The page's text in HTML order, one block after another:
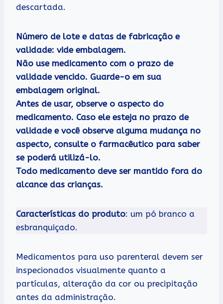
descartada.
Número de lote e datas de fabricação e
validade: vide embalagem.
Não use medicamento com o prazo de
validade vencido. Guarde-o em sua
embalagem original.
Antes de usar, observe o aspecto do
medicamento. Caso ele esteja no prazo de
validade e você observe alguma mudança no
aspecto, consulte o farmacêutico para saber
se poderá utilizá-lo.
Todo medicamento deve ser mantido fora do
alcance das crianças.
Características do produto: um pó branco a
esbranquiçado.
Medicamentos para uso parenteral devem ser
inspecionados visualmente quanto a
partículas, alteração da cor ou precipitação
antes da administração.